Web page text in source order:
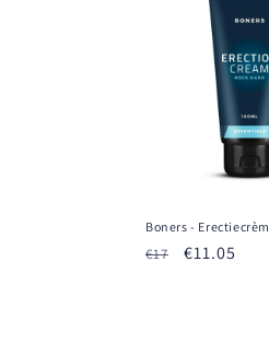
Boners -
Normale
€17 €11.05